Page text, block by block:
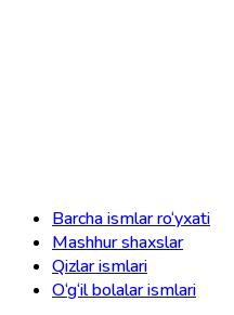
Barcha ismlar ro‘yxati
Mashhur shaxslar
Qizlar ismlari
O‘g‘il bolalar ismlari